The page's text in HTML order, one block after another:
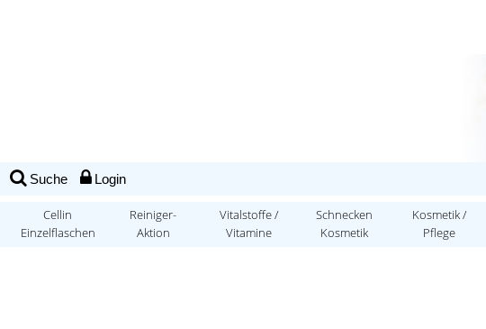
Suche Login
Cellin
Einzelflaschen
Reiniger-
Aktion
Vitalstoffe /
Vitamine
Schnecken
Kosmetik
Kosmetik /
Pflege